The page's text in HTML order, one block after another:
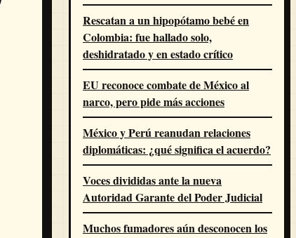
Rescatan a un hipopótamo bebé en
Colombia: fue hallado solo,
deshidratado y en estado crítico
EU reconoce combate de México al
narco, pero pide más acciones
México y Perú reanudan relaciones
diplomáticas: ¿qué significa el acuerdo?
Voces divididas ante la nueva
Autoridad Garante del Poder Judicial
Muchos fumadores aún desconocen los